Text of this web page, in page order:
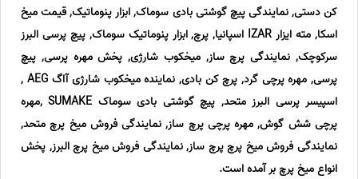
کن دستی, نمایندگی پیچ گوشتی بادی سوماک, ابزار پنوماتیک, قیمت میخ
اسکا, مته ایزار IZAR اسپانیا, پرچ, ابزار پنوماتیک سوماک, پیچ پرسی البرز
سرکوچک, نمایندگی پرچ ساز, میخکوب شارژی, پخش مهره پرسی, پیچ
پرسی, مهره پرچی گرد, پرچ کن بادی, نماینده میخکوب شارژی آاگ AEG ,
اسپیسر پرسی البرز متحد, پیچ گوشتی بادی سوماک SUMAKE ,مهره
پرچی شش گوش, مهره پرچی پرچ ساز, نمایندگی فروش میخ پرچ متحد,
نمایندگی فروش میخ پرچ پرچ ساز, نمایندگی فروش میخ پرچ البرز, پخش
انواع میخ پرچ بر آمده است.